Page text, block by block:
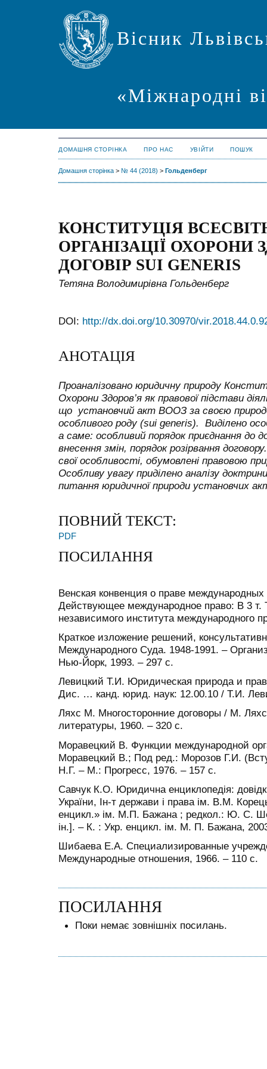
Вісник
«Міжнародні
ДОМАШНЯ СТОРІНКА ПРО НАС УВІЙТИ ПОШУК
Домашня сторінка > № 44 (2018) > Гольденберг
КОНСТИТУЦІЯ
ОРГАНІЗАЦІЇ ОХОРОНИ
ДОГОВІР SUI GENERIS
Тетяна Володимирівна Гольденберг
DOI: http://dx.doi.org/10.30970/
АНОТАЦІЯ
Проаналізовано юридичну природу
Охорони Здоров’я як правової підстави
що установчий акт ВООЗ за своєю
особливого роду (sui generis). Виділено
а саме: особливий порядок приєднання до
внесення змін, порядок розірвання
свої особливості, обумовлені правовою
Особливу увагу приділено аналізу
питання юридичної природи установчих
ПОВНИЙ ТЕКСТ:
PDF
ПОСИЛАННЯ
Венская конвенция о праве международных
Действующее международное право: В 3 т.
независимого института международного
Краткое изложение решений,
Международного Суда. 1948-1991. –
Нью-Йорк, 1993. – 297 с.
Левицкий Т.И. Юридическая природа и
Дис. … канд. юрид. наук: 12.00.10 / Т.И.
Ляхс М. Многосторонние договоры / М.
литературы, 1960. – 320 с.
Моравецкий В. Функции международной
Моравецкий В.; Под ред.: Морозов Г.И.
Н.Г. – М.: Прогресс, 1976. – 157 с.
Савчук К.О. Юридична енциклопедія:
України, Ін-т держави і права ім. В.М.
енцикл.» ім. М.П. Бажана ; редкол.: Ю. С.
ін.]. – К. : Укр. енцикл. ім. М. П. Бажана,
Шибаева Е.А. Специализированные
Международные отношения, 1966. – 110 с.
ПОСИЛАННЯ
Поки немає зовнішніх посилань.